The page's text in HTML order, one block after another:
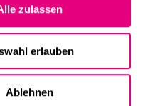
zulassen
erlauben
Ablehnen